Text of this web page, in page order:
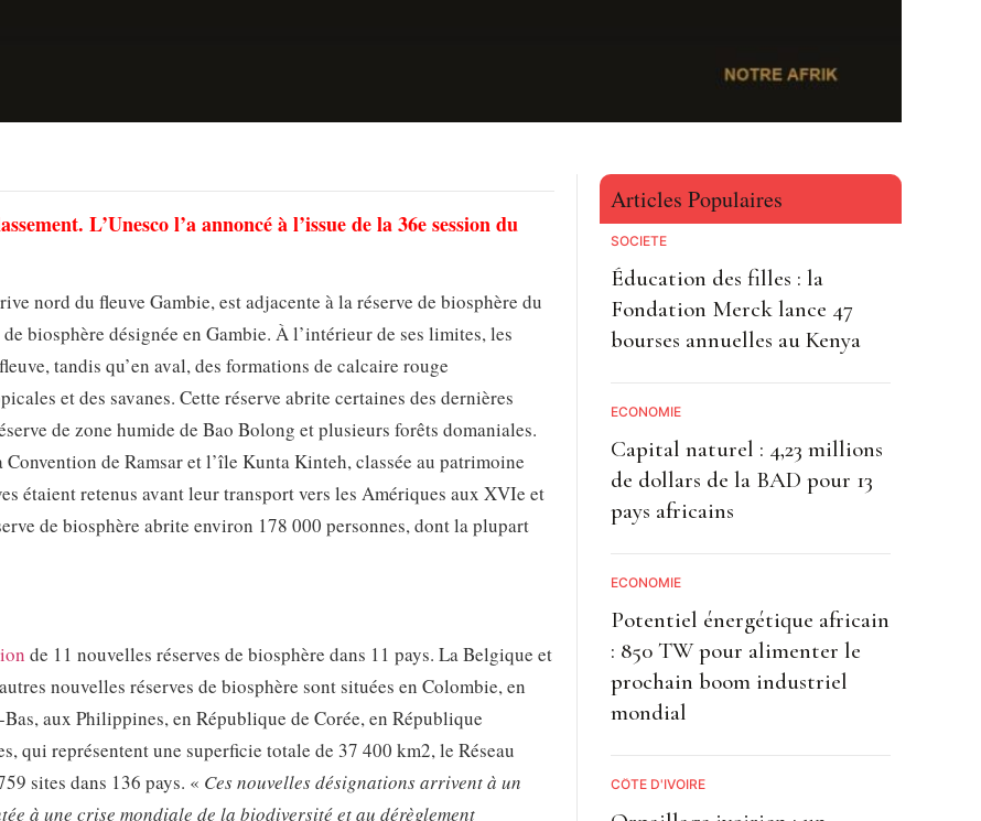
L’Unesco l’a annoncé à l’issue de la 36e session du
nord du fleuve Gambie, est adjacente à la réserve de biosphère du
biosphère désignée en Gambie. À l’intérieur de ses limites, les
tandis qu’en aval, des formations de calcaire rouge
et des savanes. Cette réserve abrite certaines des dernières
de zone humide de Bao Bolong et plusieurs forêts domaniales.
de Ramsar et l’île Kunta Kinteh, classée au patrimoine
étaient retenus avant leur transport vers les Amériques aux XVIe et
de biosphère abrite environ 178 000 personnes, dont la plupart
de 11 nouvelles réserves de biosphère dans 11 pays. La Belgique et
nouvelles réserves de biosphère sont situées en Colombie, en
aux Philippines, en République de Corée, en République
qui représentent une superficie totale de 37 400 km2, le Réseau
sites dans 136 pays. « Ces nouvelles désignations arrivent à un
à une crise mondiale de la biodiversité et au dérèglement
Articles Populaires
SOCIETE
Éducation des filles : la
Fondation Merck lance 47
bourses annuelles au Kenya
ECONOMIE
Capital naturel : 4,23 millions
de dollars de la BAD pour 13
pays africains
ECONOMIE
Potentiel énergétique africain
: 850 TW pour alimenter le
prochain boom industriel
mondial
CÔTE D'IVOIRE